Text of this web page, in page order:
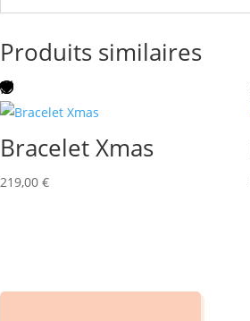
Produits similaires
Bracelet Xmas
219,00 €